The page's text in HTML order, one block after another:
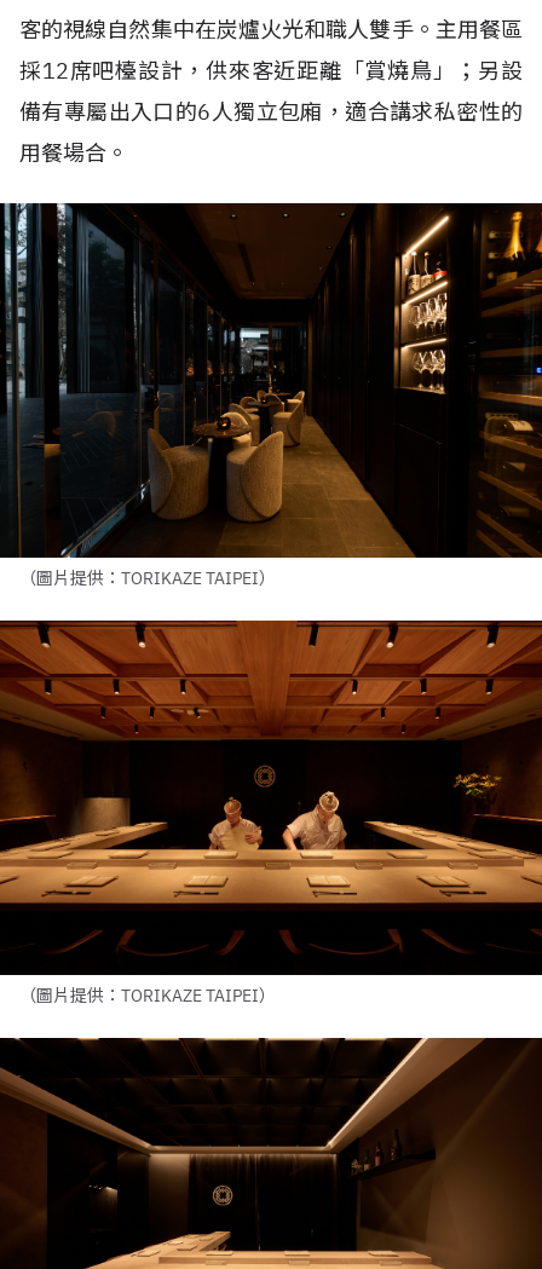
客的視線自然集中在炭爐火光和職人雙手。主用餐區
採12席吧檯設計，供來客近距離「賞燒鳥」；另設
備有專屬出入口的6人獨立包廂，適合講求私密性的
用餐場合。
（圖片提供：TORIKAZE TAIPEI）
（圖片提供：TORIKAZE TAIPEI）